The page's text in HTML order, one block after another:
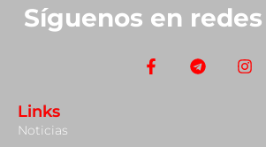
Síguenos en
Links
Noticias